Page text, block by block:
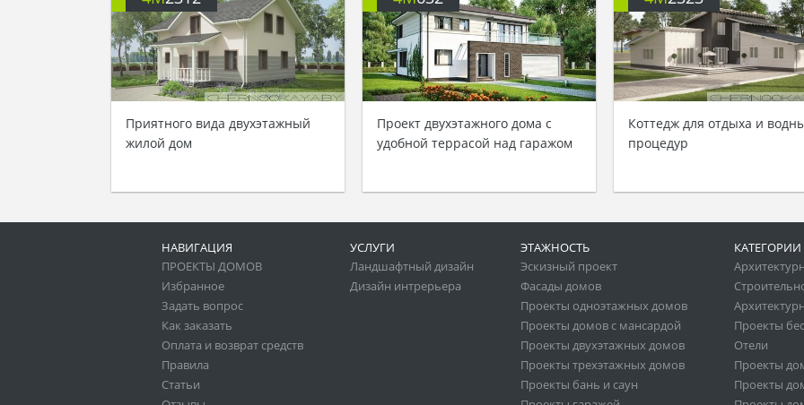
Приятного вида двухэтажный
жилой дом
Проект двухэтажного дома с
удобной террасой над гаражом
Коттедж для отдыха и
процедур
НАВИГАЦИЯ
ПРОЕКТЫ ДОМОВ
Избранное
Задать вопрос
Как заказать
Оплата и возврат средств
Правила
Статьи
УСЛУГИ
Ландшафтный дизайн
Дизайн интрерьера
ЭТАЖНОСТЬ
Эскизный проект
Фасады домов
Проекты одноэтажных домов
Проекты домов с мансардой
Проекты двухэтажных домов
Проекты трехэтажных домов
Проекты бань и саун
КАТЕГОРИИ
Проекты
Отели
Проекты
Проекты